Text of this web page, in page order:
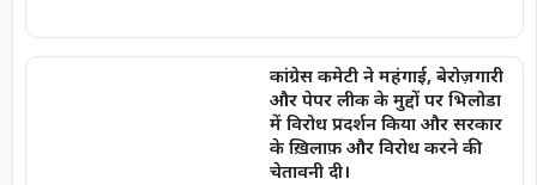
कांग्रेस कमेटी ने महंगाई, बेरोज़गारी
और पेपर लीक के मुद्दों पर भिलोडा
में विरोध प्रदर्शन किया और सरकार
के ख़िलाफ़ और विरोध करने की
चेतावनी दी।